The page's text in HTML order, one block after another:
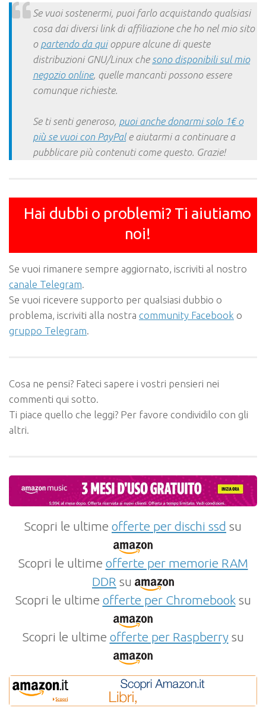
Se vuoi sostenermi, puoi farlo acquistando qualsiasi
cosa dai diversi link di affiliazione che ho nel mio sito
o partendo da quioppure alcune di queste
distribuzioni GNU/Linux che sono disponibili sul mio
negozio online, quelle mancanti possono essere
comunque richieste.
Se ti senti generoso, puoi anche donarmi solo 1€ o
più se vuoi con PayPale aiutarmi a continuare a
pubblicare più contenuti come questo. Grazie!
Hai dubbi o problemi? Ti aiutiamo
noi!
Se vuoi rimanere sempre aggiornato, iscriviti al nostro
canale Telegram.
Se vuoi ricevere supporto per qualsiasi dubbio o
problema, iscriviti alla nostra community Facebook o
gruppo Telegram.
Cosa ne pensi? Fateci sapere i vostri pensieri nei
commenti qui sotto.
Ti piace quello che leggi? Per favore condividilo con gli
altri.
Scopri le ultime offerte per dischi ssd su
Scopri le ultime offerte per memorie RAM
DDR su
Scopri le ultime offerte per Chromebooksu
Scopri le ultime offerte per Raspberrysu